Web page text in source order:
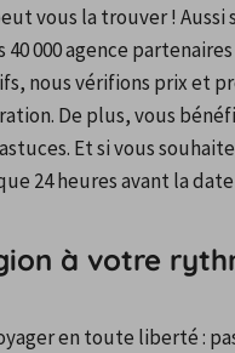
vous la trouver !
000 agence
nous vérifions prix et
De plus, vous
Et si vous
24 heures avant la
à votre
en toute liberté :